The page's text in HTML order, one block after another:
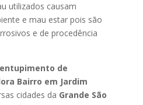
utilizados causam
e mau estar pois são
e de procedência
de
Bairro em Jardim
cidades da Grande São